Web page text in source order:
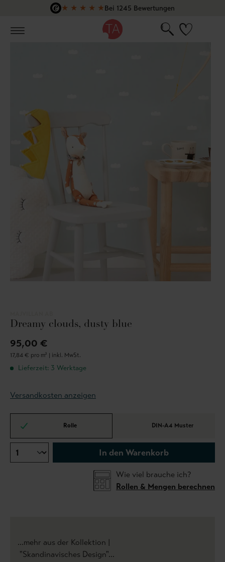
Zum Hauptinhalt springen
★ ★ ★ ★ ★Bei 1245 Bewertungen
Dreamy clouds, dusty blue
95,00 €
17,84 € pro m² | inkl. MwSt.
Lieferzeit: 3 Werktage
Versandkosten anzeigen
Rolle DIN-A4 Muster
In den Warenkorb
Wie viel brauche ich?
Rollen & Mengen berechnen
...mehr aus der Kollektion |
"Skandinavisches Design"...